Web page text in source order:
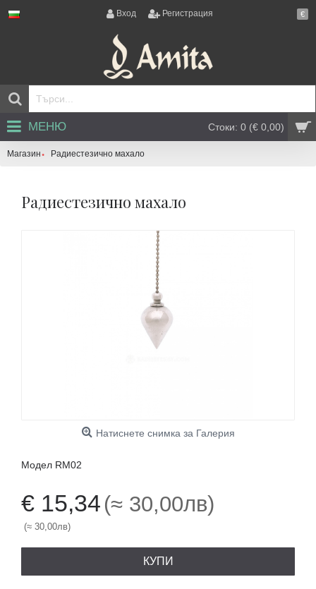
Вход Регистрация €
Стоки: 0 (€ 0,00)
МЕНЮ
Магазин Радиестезично махало
Радиестезично махало
Натиснете снимка за Галерия
Модел RM02
€ 15,34 (≈ 30,00лв)
(≈ 30,00лв)
КУПИ